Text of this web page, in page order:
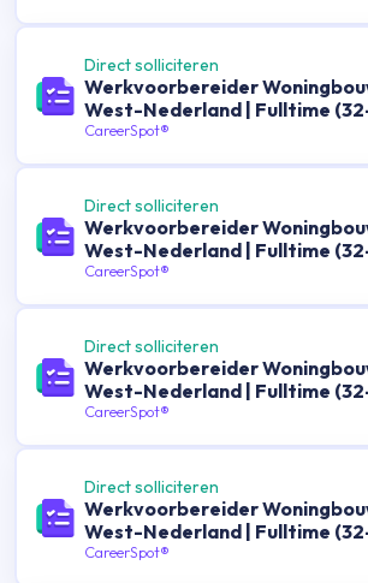
Direct solliciteren
Werkvoorbereider
West-Nederland | Fulltime
CareerSpot®
Direct solliciteren
Werkvoorbereider
West-Nederland | Fulltime
CareerSpot®
Direct solliciteren
Werkvoorbereider
West-Nederland | Fulltime
CareerSpot®
Direct solliciteren
Werkvoorbereider
West-Nederland | Fulltime
CareerSpot®